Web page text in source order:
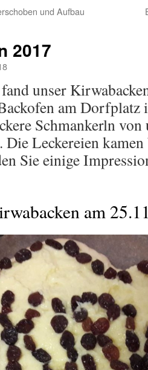
und Aufbau
2017
unser
am Dorfplatz
Schmankerln
Die Leckereien
Sie einige
am